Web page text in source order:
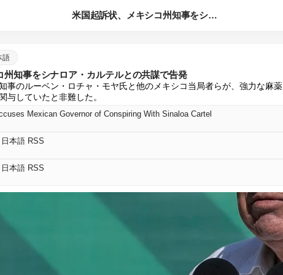
米国起訴状、メキシコ州知事をシナロア・カルテルとの共謀で告発
語
州知事をシナロア・カルテルとの共謀で告発
事のルーベン・ロチャ・モヤ氏と他のメキシコ当局者らが、強力な麻
与していたと非難した。
Mexican Governor of Conspiring With Sinaloa Cartel
本語 RSS
本語 RSS